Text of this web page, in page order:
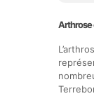
Arthrose